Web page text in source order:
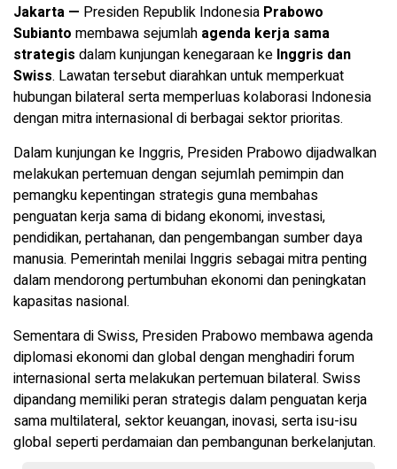
Jakarta — Presiden Republik Indonesia Prabowo
Subianto membawa sejumlah agenda kerja sama
strategis dalam kunjungan kenegaraan ke Inggris dan
Swiss. Lawatan tersebut diarahkan untuk memperkuat
hubungan bilateral serta memperluas kolaborasi Indonesia
dengan mitra internasional di berbagai sektor prioritas.
Dalam kunjungan ke Inggris, Presiden Prabowo dijadwalkan
melakukan pertemuan dengan sejumlah pemimpin dan
pemangku kepentingan strategis guna membahas
penguatan kerja sama di bidang ekonomi, investasi,
pendidikan, pertahanan, dan pengembangan sumber daya
manusia. Pemerintah menilai Inggris sebagai mitra penting
dalam mendorong pertumbuhan ekonomi dan peningkatan
kapasitas nasional.
Sementara di Swiss, Presiden Prabowo membawa agenda
diplomasi ekonomi dan global dengan menghadiri forum
internasional serta melakukan pertemuan bilateral. Swiss
dipandang memiliki peran strategis dalam penguatan kerja
sama multilateral, sektor keuangan, inovasi, serta isu-isu
global seperti perdamaian dan pembangunan berkelanjutan.